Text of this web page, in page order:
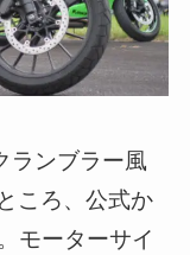
ランブラー風
ころ、公式か
モーターサイ